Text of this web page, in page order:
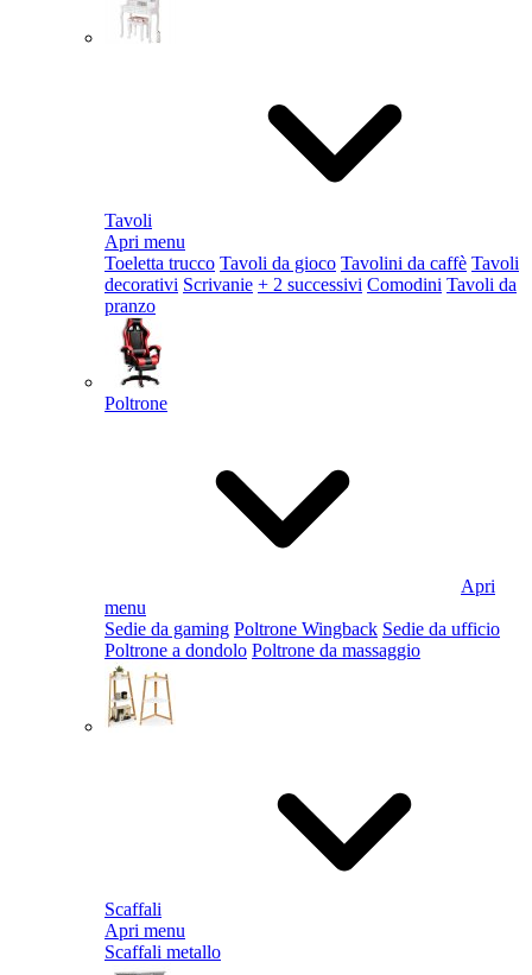
Tavoli
Apri menu
Toeletta trucco Tavoli da gioco Tavolini da caffè Tavoli
decorativi Scrivanie + 2 successivi Comodini Tavoli da
pranzo
Poltrone
Apri
menu
Sedie da gaming Poltrone Wingback Sedie da ufficio
Poltrone a dondolo Poltrone da massaggio
Scaffali
Apri menu
Scaffali metallo